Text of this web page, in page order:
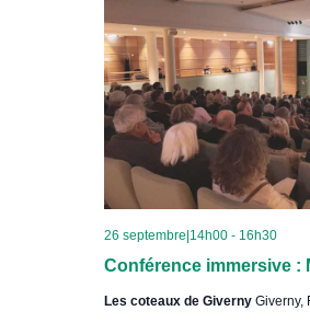
Conférence immersive :
26 septembre|14h00- 16h30
Les coteaux de Giverny Giverny,